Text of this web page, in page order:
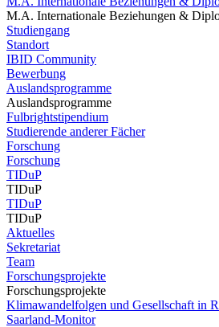
M.A. Internationale Beziehungen &
Studiengang
Standort
IBID Community
Bewerbung
Auslandsprogramme
Auslandsprogramme
Fulbrightstipendium
Studierende anderer Fächer
Forschung
Forschung
TIDuP
TIDuP
TIDuP
TIDuP
Aktuelles
Sekretariat
Team
Forschungsprojekte
Forschungsprojekte
Klimawandelfolgen und Gesellschaft in
Saarland-Monitor